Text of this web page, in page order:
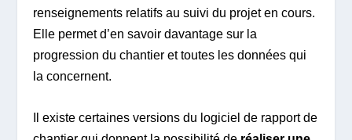
renseignements relatifs au suivi du projet en cours.
Elle permet d’en savoir davantage sur la
progression du chantier et toutes les données qui
la concernent.
Il existe certaines versions du logiciel de rapport de